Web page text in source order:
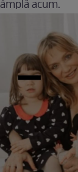
acum.